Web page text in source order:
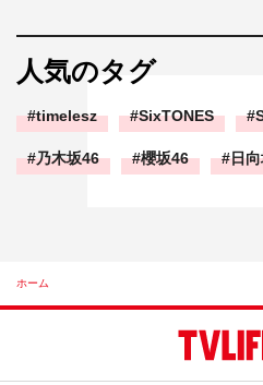
人気のタグ
timelesz SixTONES
乃木坂46 櫻坂46 日
ホーム